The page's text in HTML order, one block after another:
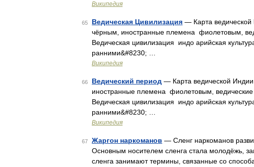
Википедия
65 Ведическая Цивилизация — Карта
чёрным, иностранные племена фиолетовым,
Ведическая цивилизация индо арийская
ранними&#8230; …
Википедия
66 Ведический период — Карта ведической
иностранные племена фиолетовым,
Ведическая цивилизация индо арийская
ранними&#8230; …
Википедия
67 Жаргон наркоманов — Сленг наркоманов
Основным носителем сленга стала молодёжь,
сленга занимают термины, связанные со